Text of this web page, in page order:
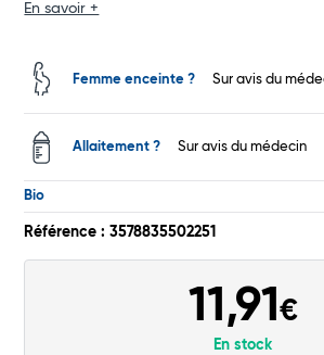
Commander
En savoir +
Femme enceinte ? Sur avis du
Allaitement ? Sur avis du médecin
Bio
Référence : 3578835502251
11,91€
En stock